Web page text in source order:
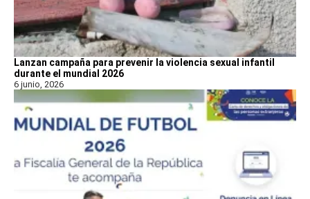
Lanzan campaña para prevenir la violencia sexual infantil
durante el mundial 2026
6 junio, 2026